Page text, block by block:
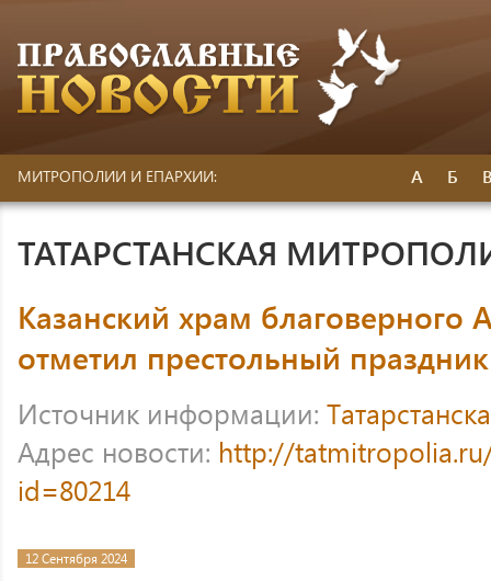
МИТРОПОЛИИ И ЕПАРХИИ: А Б
ТАТАРСТАНСКАЯ
Казанский храм благоверного
отметил престольный праздник
Источник информации:
Адрес новости: http://
id=80214
12 Сентября 2024